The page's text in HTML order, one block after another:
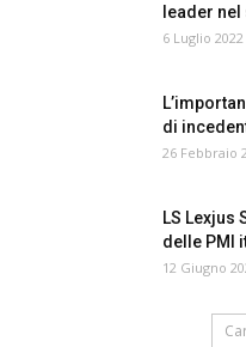
leader
6 Luglio 2022
di
26 Febbraio
LS Lexjus
delle PMI
12 Giugno